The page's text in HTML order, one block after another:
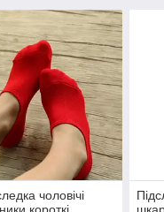
чоловічі
короткі